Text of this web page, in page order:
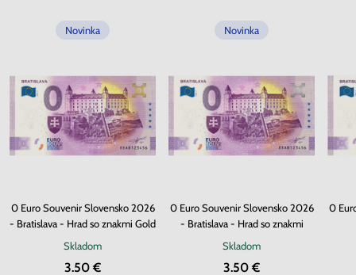
Novinka
0 Euro Souvenir Slovensko 2026
- Bratislava - Hrad so znakmi Gold
Skladom
3.50 €
Novinka
0 Euro Souvenir Slovensko 2026
- Bratislava - Hrad so znakmi
Skladom
3.50 €
0